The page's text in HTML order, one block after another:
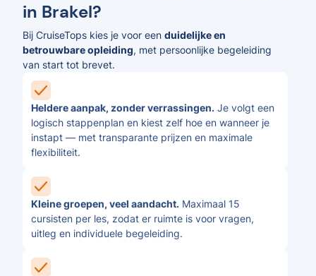
in Brakel?
Bij CruiseTops kies je voor een duidelijke en
betrouwbare opleiding, met persoonlijke begeleiding
van start tot brevet.
Heldere aanpak, zonder verrassingen. Je volgt een
logisch stappenplan en kiest zelf hoe en wanneer je
instapt — met transparante prijzen en maximale
flexibiliteit.
Kleine groepen, veel aandacht. Maximaal 15
cursisten per les, zodat er ruimte is voor vragen,
uitleg en individuele begeleiding.